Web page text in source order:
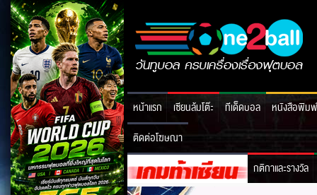
หน้าแรก เซียนล้มโต๊ะ ทีเด็ดบอล
หนังสือพิมพ์
ติดต่อโฆษณา
กติกาและรางวัล